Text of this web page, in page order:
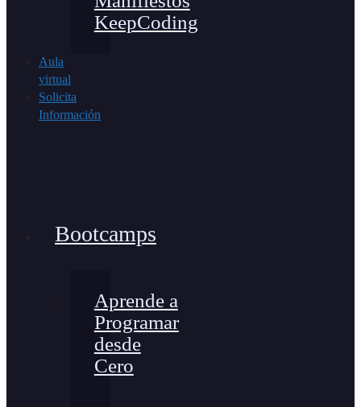
KeepCoding
Aula
virtual
Solicita
Información
Bootcamps
Aprende a
Programar
desde
Cero